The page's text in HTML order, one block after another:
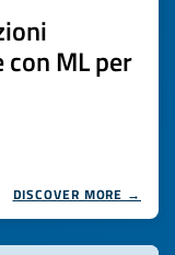
ML per
DISCOVER MORE →